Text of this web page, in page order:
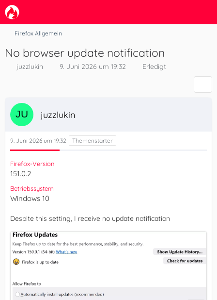
Firefox Allgemein
No browser update notification
juzzlukin 9. Juni 2026 um 19:32 Erledigt
juzzlukin
9. Juni 2026 um 19:32
Firefox-Version
151.0.2
Betriebssystem
Windows 10
Despite this setting, I receive no update notification